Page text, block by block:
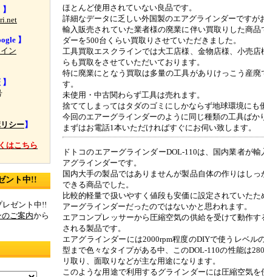
ほとんど使用されていない良品です。
詳細なデータに乏しい外国製のエアグラインダーですが
輸入販売されていた業者様の廃業に伴い買取りした商
ダーを500台くらい買取りさせていただきました。
工具買取エスクラインでは大工店様、金物店様、小売
らも買取をさせていただいております。
特に廃業にとなう買取は多量の工具がありけっこう産
す。
未使用・中古関わらず工具は売れます。
捨ててしまってはタダのゴミにしかならず地球環境にも
今回のエアーグラインダーのように同じ種類の工具ばか
まずはお電話1本いただければすぐにお伺い致します。
ドトコのエアーグラインダーDOL-110は、国内業者が
アグラインダーです。
国内大手の製品ではありませんが製品自体の作りはし
できる商品でした。
比較的軽量で扱いやすく値段も安価に設定されていた
アーグラインダーだったのではないかと思われます。
エアコンプレッサーから圧縮空気の供給を受けて動作
される製品です。
エアグラインダーには2000rpm程度のDIYで使うレベル
型まで色々なタイプがある中、このDOL-110の性能は
リ取り、面取りなどが主な用途になります。
このような用途で利用するグラインダーには圧縮空気
】
ン
シー】
はこちら
ント中!!
レゼント中!!
ご案内から